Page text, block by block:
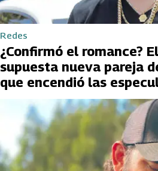
Redes
¿Confirmó el romance?
supuesta nueva pareja
que encendió las